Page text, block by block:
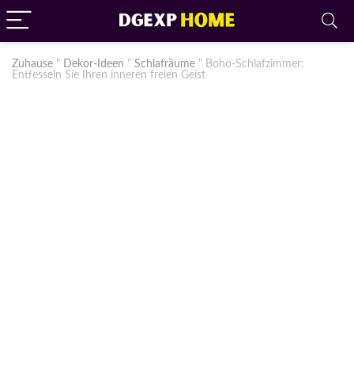
Zuhause " Dekor-Ideen " Schlafräume " Boho-Schlafzimmer:
Entfesseln Sie Ihren inneren freien Geist